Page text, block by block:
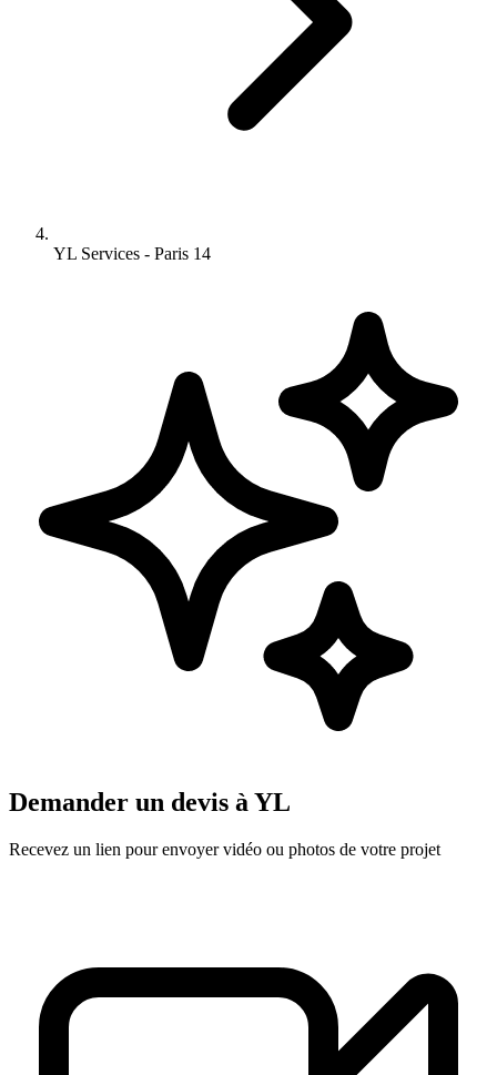
YL Services - Paris 14
Demander un devis à YL
Recevez un lien pour envoyer vidéo ou photos de votre projet